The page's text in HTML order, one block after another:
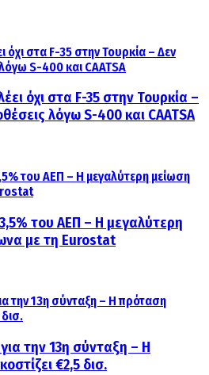
όχι στα F-35 στην Τουρκία –
λόγω S-400 και CAATSA
του ΑΕΠ – Η μεγαλύτερη
με τη Eurostat
την 13η σύνταξη – Η
€2,5 δισ.